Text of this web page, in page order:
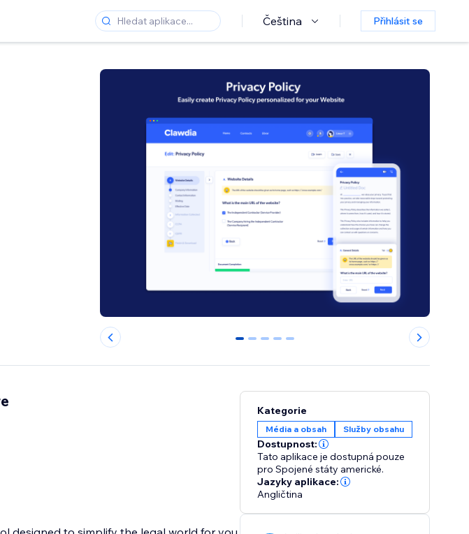
Čeština Přihlásit se
0 1 2 3 4
Kategorie
Média a obsah Služby obsahu
Dostupnost:
Tato aplikace je dostupná pouze
pro Spojené státy americké.
Jazyky aplikace:
Angličtina